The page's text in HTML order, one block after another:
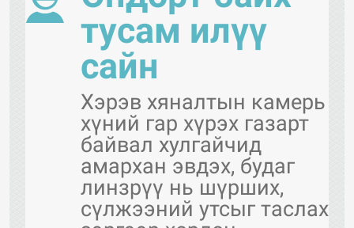
тусам илүү
сайн
Хэрэв хяналтын камерь
хүний гар хүрэх газарт
байвал хулгайчид
амархан эвдэх, будаг
линзрүү нь шүрших,
сүлжээний утсыг таслах